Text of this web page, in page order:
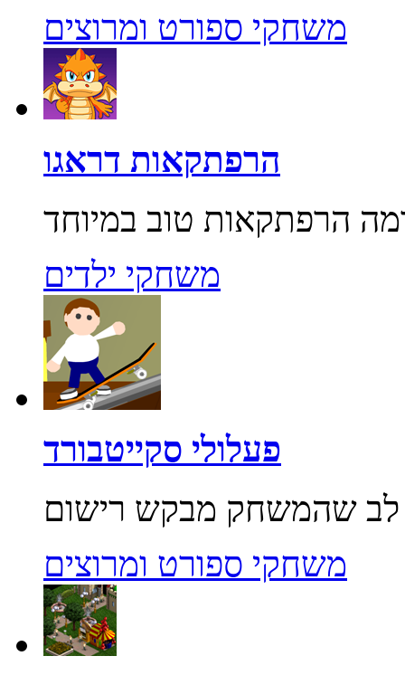
משחקי ספורט ומרוצים
הרפתקאות דראגו
משחקי ילדים
פעלולי סקייטבורד
משחקי ספורט ומרוצים